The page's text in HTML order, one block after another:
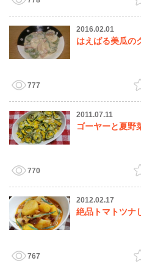
2016.02.01
はえばる美瓜の
777
2011.07.11
ゴーヤーと夏野
770
2012.02.17
絶品トマトツナ
767